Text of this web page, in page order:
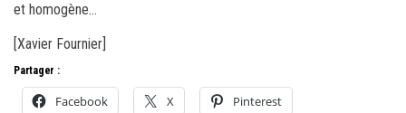
et homogène…
[Xavier Fournier]
Partager :
Facebook X Pinterest